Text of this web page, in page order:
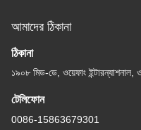
আমাদের ঠিকানা
ঠিকানা
১৯০৮ মিড-ডে, ওয়েফাং ইন্টারন্যাশনাল,
টেলিফোন
0086-15863679301